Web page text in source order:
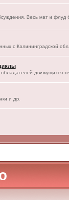
Весь мат и флуд
с Калининградской
движущихся
и др.